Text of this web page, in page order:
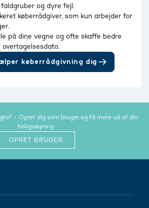
og dyre fejl.
køberrådgiver, som kun arbejder for
på dine vegne og ofte skaffe bedre
overtagelsesdato.
køberrådgivning dig
- Opret dig som bruger og få mere ud af din
boligsøgning
OPRET BRUGER